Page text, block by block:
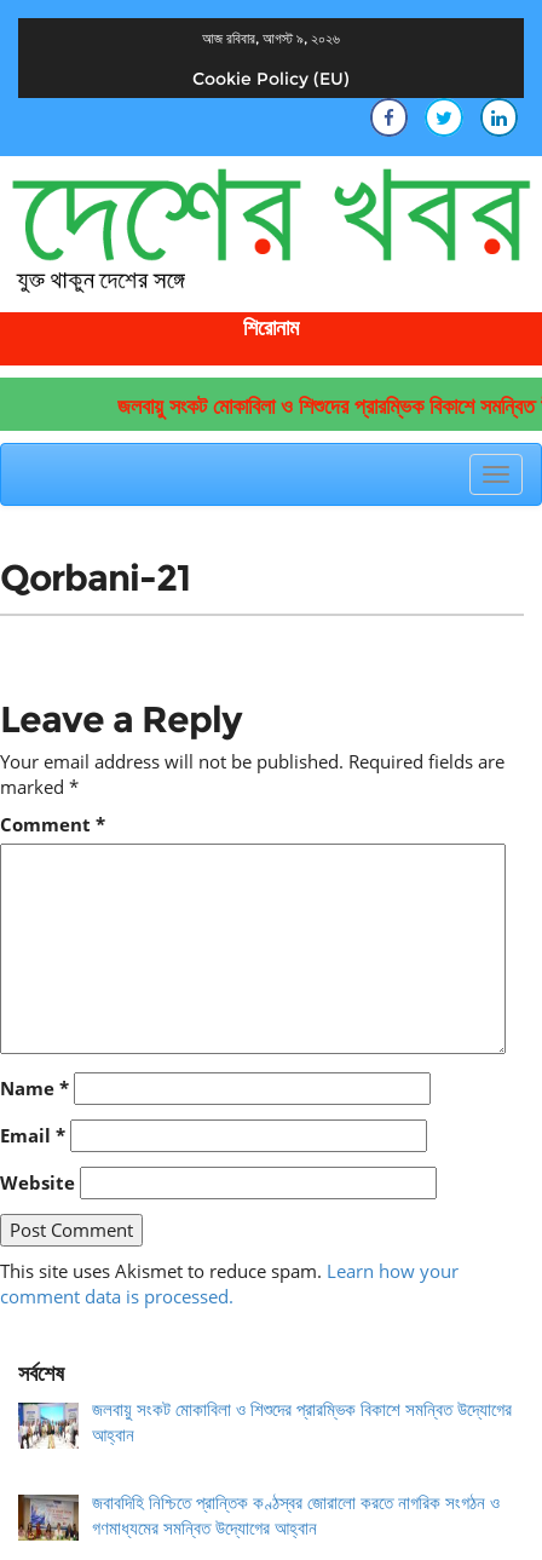
আজ রবিবার, আগস্ট ৯, ২০২৬
Cookie Policy (EU)
শিরোনাম
জলবায়ু সংকট মোকাবিলা ও শিশুদের প্রারম্ভিক বিকাশে সমন্বিত
Qorbani-21
Leave a Reply
Your email address will not be published. Required fields are
marked *
Comment *
Name *
Email *
Website
This site uses Akismet to reduce spam. Learn how your
comment data is processed.
সর্বশেষ
জলবায়ু সংকট মোকাবিলা ও শিশুদের প্রারম্ভিক বিকাশে সমন্বিত উদ্যোগের
আহ্বান
জবাবদিহি নিশ্চিতে প্রান্তিক কণ্ঠস্বর জোরালো করতে নাগরিক সংগঠন ও
গণমাধ্যমের সমন্বিত উদ্যোগের আহ্বান